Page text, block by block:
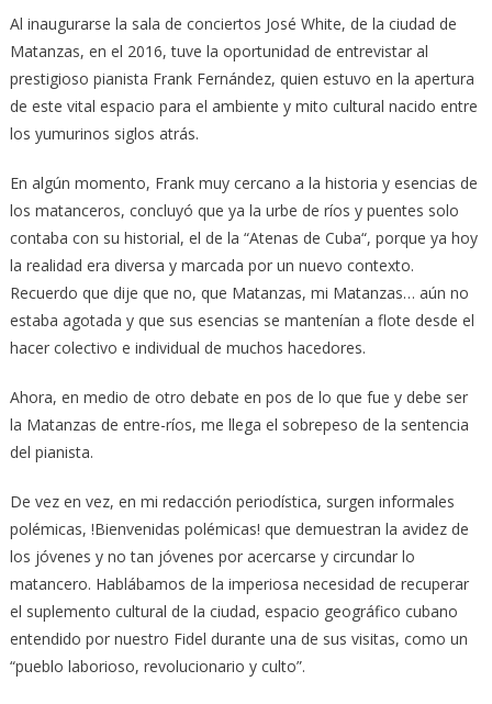
Al inaugurarse la sala de conciertos José White, de la ciudad de
Matanzas, en el 2016, tuve la oportunidad de entrevistar al
prestigioso pianista Frank Fernández, quien estuvo en la apertura
de este vital espacio para el ambiente y mito cultural nacido entre
los yumurinos siglos atrás.
En algún momento, Frank muy cercano a la historia y esencias de
los matanceros, concluyó que ya la urbe de ríos y puentes solo
contaba con su historial, el de la “Atenas de Cuba“, porque ya hoy
la realidad era diversa y marcada por un nuevo contexto.
Recuerdo que dije que no, que Matanzas, mi Matanzas… aún no
estaba agotada y que sus esencias se mantenían a flote desde el
hacer colectivo e individual de muchos hacedores.
Ahora, en medio de otro debate en pos de lo que fue y debe ser
la Matanzas de entre-ríos, me llega el sobrepeso de la sentencia
del pianista.
De vez en vez, en mi redacción periodística, surgen informales
polémicas, !Bienvenidas polémicas! que demuestran la avidez de
los jóvenes y no tan jóvenes por acercarse y circundar lo
matancero. Hablábamos de la imperiosa necesidad de recuperar
el suplemento cultural de la ciudad, espacio geográfico cubano
entendido por nuestro Fidel durante una de sus visitas, como un
“pueblo laborioso, revolucionario y culto”.